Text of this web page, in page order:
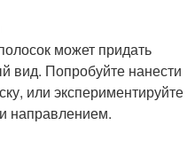
может придать
вид. Попробуйте нанести
или экспериментируйте
направлением.